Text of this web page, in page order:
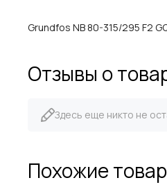
Grundfos NB 80-315/295 F2
Отзывы о
Здесь еще никто не
Похожие